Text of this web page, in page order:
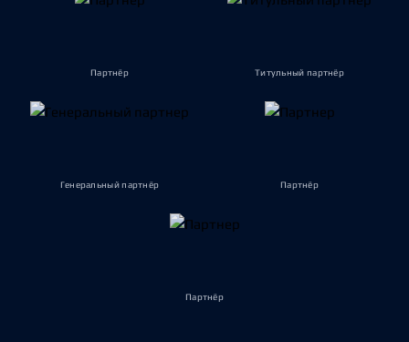
Партнёр Титульный партнёр
Генеральный партнёр Партнёр
Партнёр